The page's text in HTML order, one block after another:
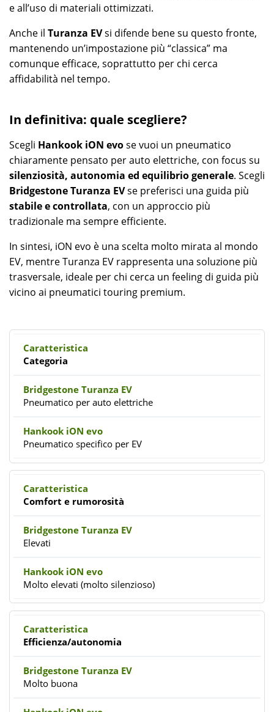
e all’uso di materiali ottimizzati.
Anche il Turanza EVsi difende bene su questo fronte,
mantenendo un’impostazione più “classica” ma
comunque efficace, soprattutto per chi cerca
affidabilità nel tempo.
In definitiva: quale scegliere?
Scegli Hankook iON evose vuoi un pneumatico
chiaramente pensato per auto elettriche, con focus su
silenziosità, autonomia ed equilibrio generale. Scegli
Bridgestone Turanza EVse preferisci una guida più
stabile e controllata, con un approccio più
tradizionale ma sempre efficiente.
In sintesi, iON evo è una scelta molto mirata al mondo
EV, mentre Turanza EV rappresenta una soluzione più
trasversale, ideale per chi cerca un feeling di guida più
vicino ai pneumatici touring premium.
Categoria
Pneumatico per auto elettriche
Pneumatico specifico per EV
Comfort e rumorosità
Elevati
Molto elevati (molto silenzioso)
Efficienza/autonomia
Molto buona